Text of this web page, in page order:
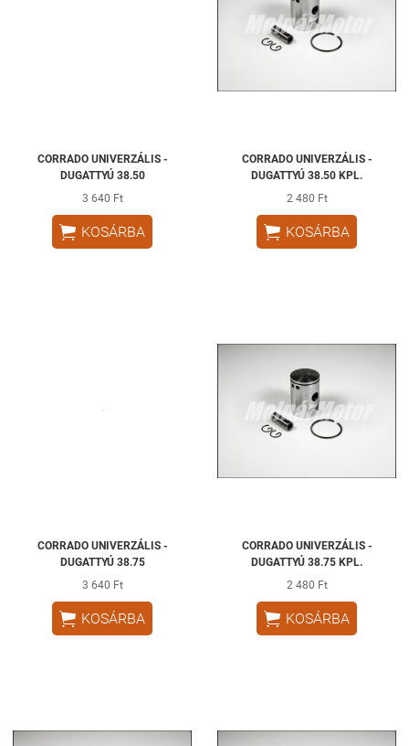
CORRADO UNIVERZÁLIS -
DUGATTYÚ 38.50
3 640 Ft
 KOSÁRBA
CORRADO UNIVERZÁLIS -
DUGATTYÚ 38.50 KPL.
2 480 Ft
 KOSÁRBA
CORRADO UNIVERZÁLIS -
DUGATTYÚ 38.75
3 640 Ft
 KOSÁRBA
CORRADO UNIVERZÁLIS -
DUGATTYÚ 38.75 KPL.
2 480 Ft
 KOSÁRBA